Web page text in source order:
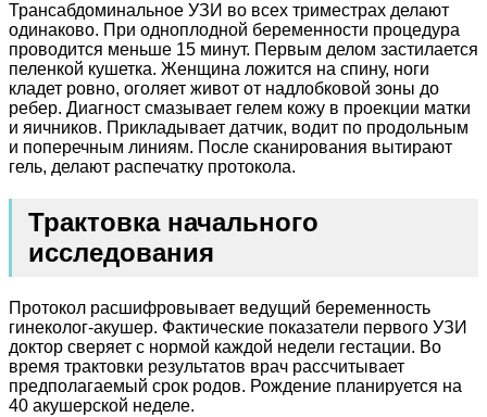
Трансабдоминальное УЗИ во всех триместрах делают
одинаково. При одноплодной беременности процедура
проводится меньше 15 минут. Первым делом застилается
пеленкой кушетка. Женщина ложится на спину, ноги
кладет ровно, оголяет живот от надлобковой зоны до
ребер. Диагност смазывает гелем кожу в проекции матки
и яичников. Прикладывает датчик, водит по продольным
и поперечным линиям. После сканирования вытирают
гель, делают распечатку протокола.
Трактовка начального
исследования
Протокол расшифровывает ведущий беременность
гинеколог-акушер. Фактические показатели первого УЗИ
доктор сверяет с нормой каждой недели гестации. Во
время трактовки результатов врач рассчитывает
предполагаемый срок родов. Рождение планируется на
40 акушерской неделе.